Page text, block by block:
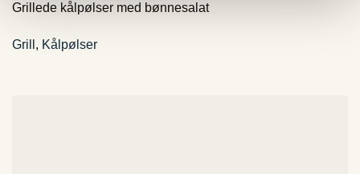
Grillede kålpølser med bønnesalat
Grill , Kålpølser